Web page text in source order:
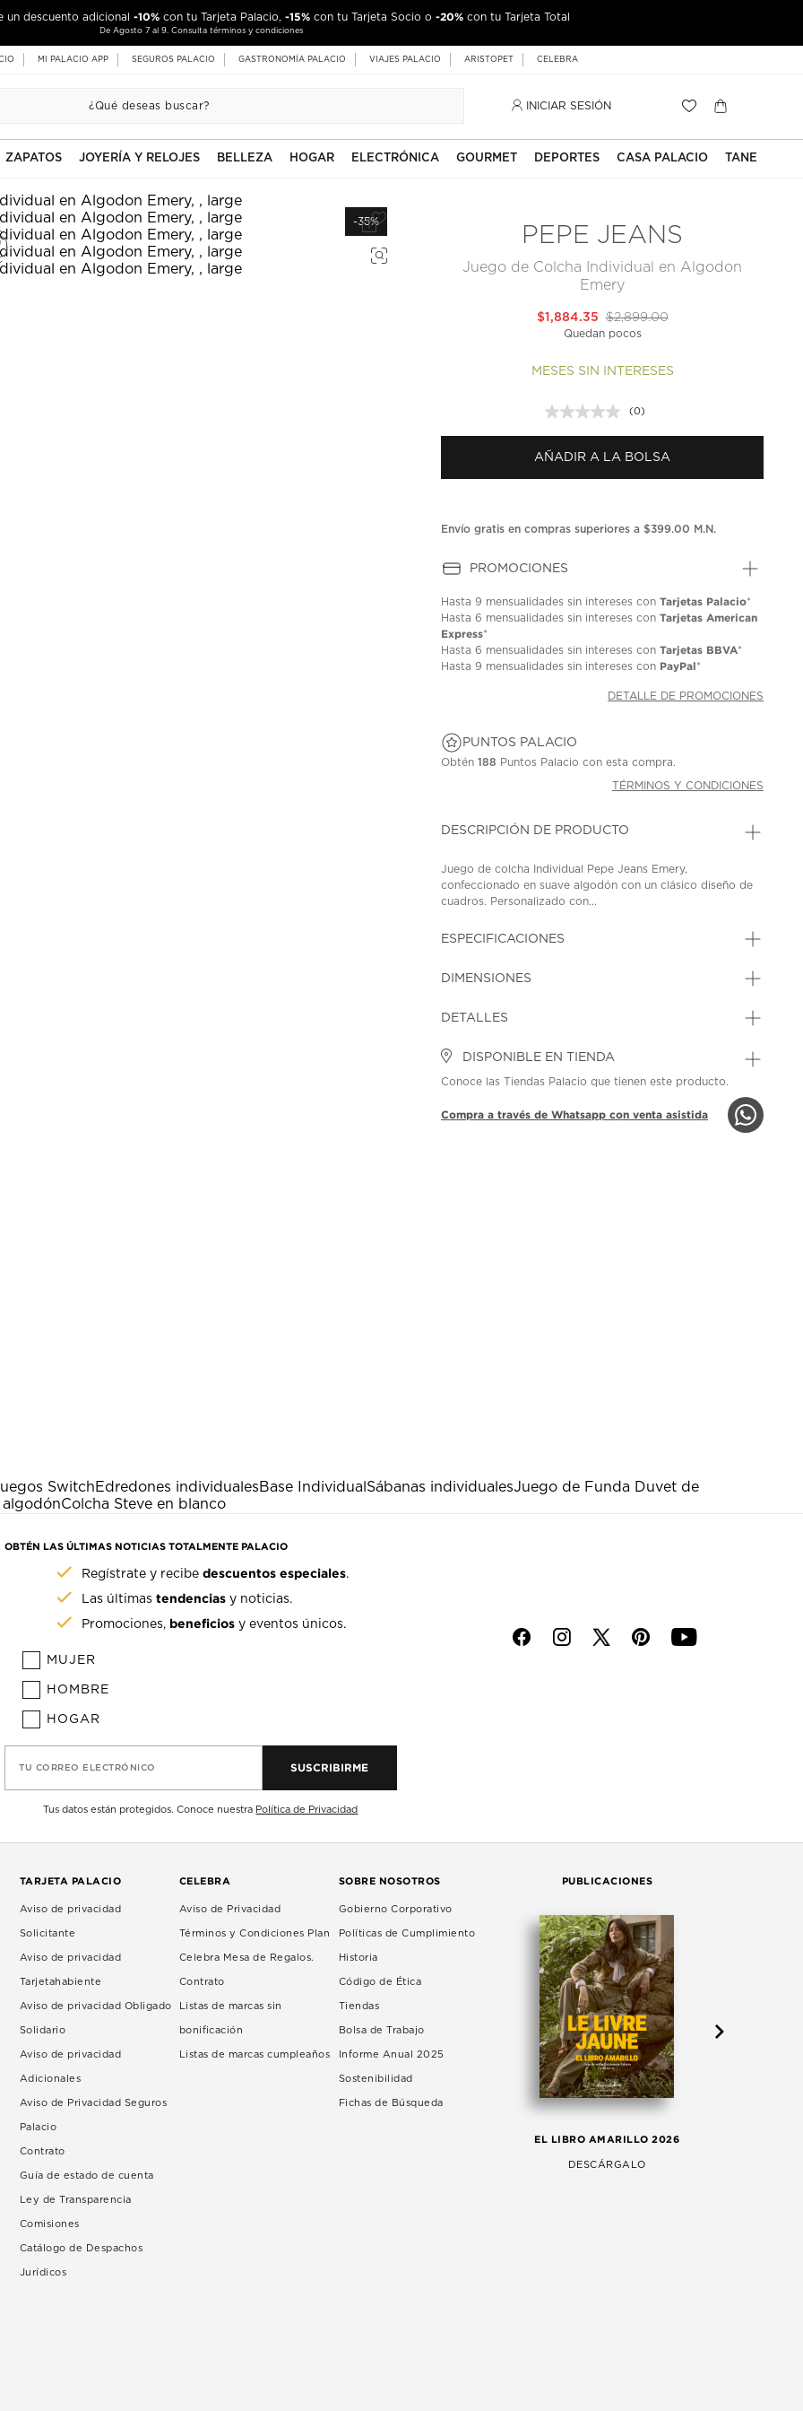
un descuento adicional -10% con tu Tarjeta Palacio, -15% con tu Tarjeta Socio o -20% con tu Tarjeta Total
De Agosto 7 al 9. Consulta términos y condiciones
MI PALACIO APP SEGUROS PALACIO GASTRONOMÍA PALACIO VIAJES PALACIO ARISTOPET CELEBRA
INICIAR SESIÓN
ZAPATOS JOYERÍA Y RELOJES BELLEZA HOGAR ELECTRÓNICA GOURMET DEPORTES CASA PALACIO TANE
-35%
PEPE JEANS
Juego de Colcha Individual en Algodon
Emery
$2,899.00
$1,884.35
Quedan pocos
MESES SIN INTERESES
Sin
puntuación.
en
la
(0)
AÑADIR A LA BOLSA
Envío gratis en compras superiores a $399.00 M.N.
PROMOCIONES
Hasta9 mensualidades sin intereses conTarjetas Palacio*
Hasta6 mensualidades sin intereses conTarjetas American
Express*
Hasta6 mensualidades sin intereses conTarjetas BBVA*
Hasta9 mensualidades sin intereses con PayPal*
DETALLE DE PROMOCIONES
PUNTOS PALACIO
Obtén188 Puntos Palacio con esta compra.
TÉRMINOS Y CONDICIONES
DESCRIPCIÓN DE PRODUCTO
Juego de colcha Individual Pepe Jeans Emery,
confeccionado en suave algodón con un clásico diseño de
cuadros. Personalizado con...
ESPECIFICACIONES
DIMENSIONES
DETALLES
DISPONIBLE EN TIENDA
Conoce las Tiendas Palacio que tienen este producto.
Compra a través de Whatsapp con venta asistida
SwitchEdredones individualesBase Individual Sábanas individualesJuego de Funda Duvet de
Colcha Steve en blanco
OBTÉN LAS ÚLTIMAS NOTICIAS TOTALMENTE PALACIO
Regístrate y recibedescuentos especiales.
Las últimastendencias y noticias.
Promociones, beneficios y eventos únicos.
MUJER
HOMBRE
HOGAR
TU CORREO ELECTRÓNICO SUSCRIBIRME
Tus datos están protegidos. Conoce nuestra Política de Privacidad
f i p y
TARJETA PALACIO
Aviso de privacidad
Solicitante
Aviso de privacidad
Tarjetahabiente
Aviso de privacidad Obligado
Solidario
Aviso de privacidad
Adicionales
Aviso de Privacidad Seguros
Palacio
Contrato
Guía de estado de cuenta
Ley de Transparencia
Comisiones
Catálogo de Despachos
Jurídicos
CELEBRA
Aviso de Privacidad
Términos y Condiciones Plan
Celebra Mesa de Regalos.
Contrato
Listas de marcas sin
bonificación
Listas de marcas cumpleaños
SOBRE NOSOTROS
Gobierno Corporativo
Políticas de Cumplimiento
Historia
Código de Ética
Tiendas
Bolsa de Trabajo
Informe Anual 2025
Sostenibilidad
Fichas de Búsqueda
PUBLICACIONES
EL LIBRO AMARILLO 2026
DESCÁRGALO